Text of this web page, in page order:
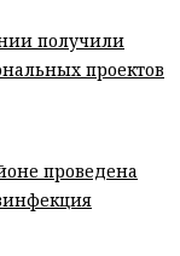
получили
проектов
проведена